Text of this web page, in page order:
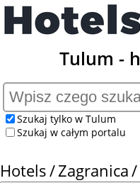
Tulum -
Szukaj tylko w Tulum
Szukaj w całym portalu
Hotels Zagranica